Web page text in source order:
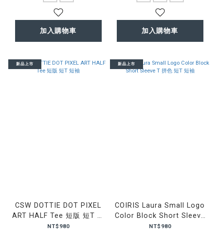
加入購物車 加入購物車
新品上市
CSW DOTTIE DOT PIXEL
ART HALF Tee 短版 短T 短
袖
NT$980
新品上市
COIRIS Laura Small Logo
Color Block Short Sleeve
T 拼色 短T 短袖
NT$980